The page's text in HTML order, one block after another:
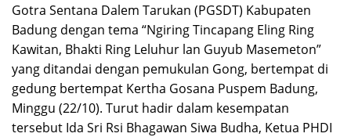
Gotra Sentana Dalem Tarukan (PGSDT) Kabupaten
Badung dengan tema “Ngiring Tincapang Eling Ring
Kawitan, Bhakti Ring Leluhur lan Guyub Masemeton”
yang ditandai dengan pemukulan Gong, bertempat di
gedung bertempat Kertha Gosana Puspem Badung,
Minggu (22/10). Turut hadir dalam kesempatan
tersebut Ida Sri Rsi Bhagawan Siwa Budha, Ketua PHDI